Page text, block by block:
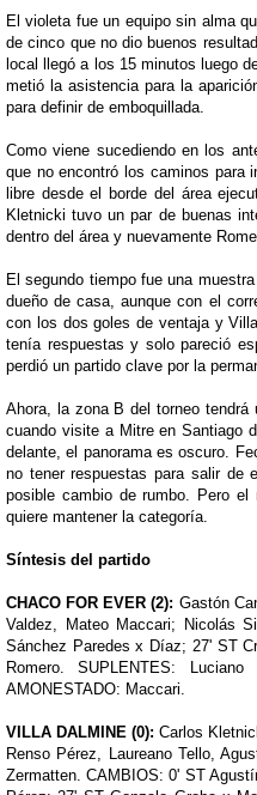
El violeta fue un equipo sin alma
de cinco que no dio buenos
local llegó a los 15 minutos luego
metió la asistencia para la
para definir de emboquillada.
Como viene sucediendo en los
que no encontró los caminos para
libre desde el borde del área
Kletnicki tuvo un par de buenas
dentro del área y nuevamente
El segundo tiempo fue una
dueño de casa, aunque con el
con los dos goles de ventaja y
tenía respuestas y solo pareció
perdió un partido clave por la
Ahora, la zona B del torneo
cuando visite a Mitre en Santiago
delante, el panorama es oscuro.
no tener respuestas para salir de
posible cambio de rumbo. Pero
quiere mantener la categoría.
Síntesis del partido
CHACO FOR EVER (2): Gastón
Valdez, Mateo Maccari; Nicolás
Sánchez Paredes x Díaz; 27' ST
Romero. SUPLENTES:
AMONESTADO: Maccari.
VILLA DALMINE (0): Carlos
Renso Pérez, Laureano Tello,
Zermatten. CAMBIOS: 0' ST